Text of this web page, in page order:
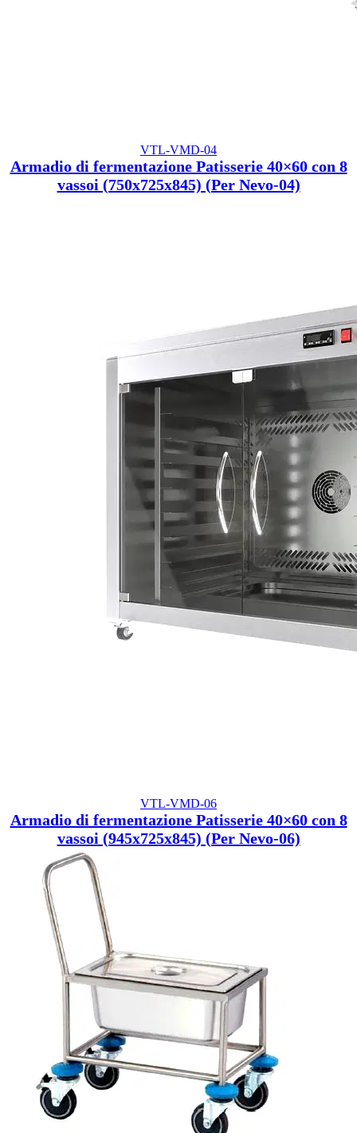
VTL-VMD-04
Armadio di fermentazione Patisserie 40×60 con 8
vassoi (750x725x845) (Per Nevo-04)
VTL-VMD-06
Armadio di fermentazione Patisserie 40×60 con 8
vassoi (945x725x845) (Per Nevo-06)